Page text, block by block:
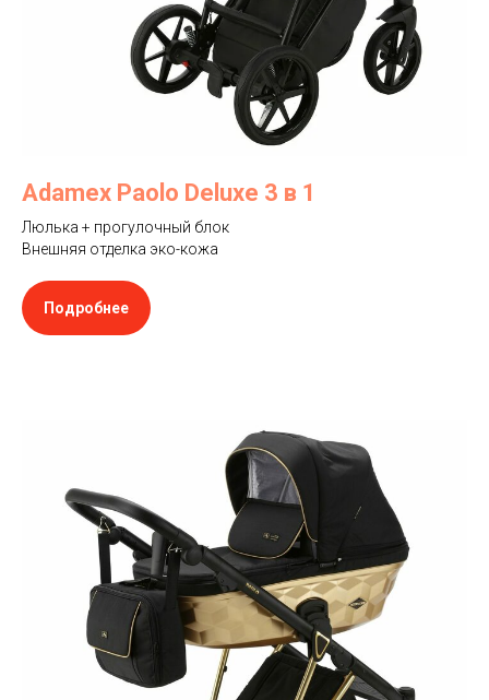
Adamex Paolo Deluxe 3 в 1
Люлька + прогулочный блок
Внешняя отделка эко-кожа
Подробнее